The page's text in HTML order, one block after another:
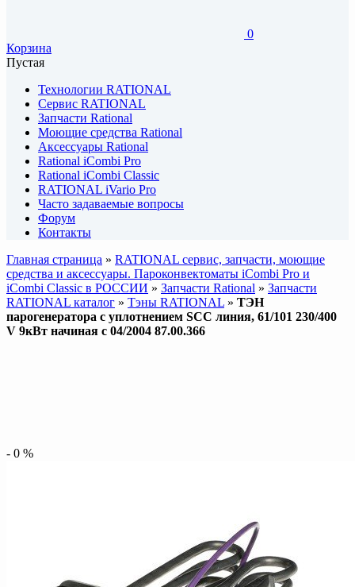
0
Корзина
Пустая
Технологии RATIONAL
Сервис RATIONAL
Запчасти Rational
Моющие средства Rational
Аксессуары Rational
Rational iCombi Pro
Rational iCombi Classic
RATIONAL iVario Pro
Часто задаваемые вопросы
Форум
Контакты
Главная страница » RATIONAL сервис, запчасти, моющие
средства и аксессуары. Пароконвектоматы iCombi Pro и
iCombi Classic в РОССИИ » Запчасти Rational » Запчасти
RATIONAL каталог » Тэны RATIONAL » ТЭН
парогенератора с уплотнением SCC линия, 61/101 230/400
V 9кВт начиная с 04/2004 87.00.366
- 0 %